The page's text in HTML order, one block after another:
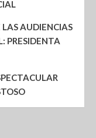
LAS AUDIENCIAS
PRESIDENTA